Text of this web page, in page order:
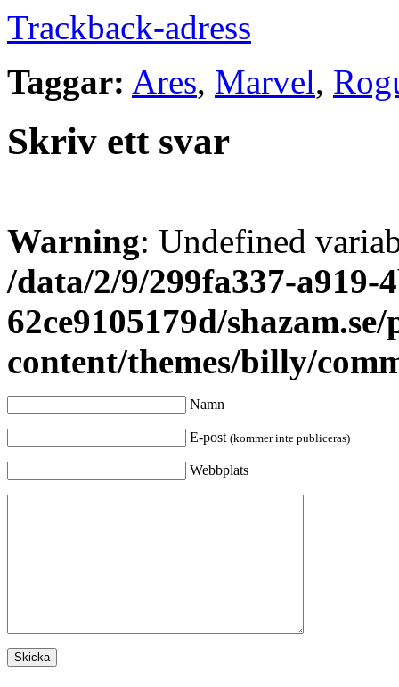
Trackback-adress
Taggar: Ares, Marvel,
Skriv ett svar
Warning: Undefined
/data/2/9/299fa337-a919-
62ce9105179d/
content/themes/billy/
Namn
E-post (kommer inte publiceras)
Webbplats